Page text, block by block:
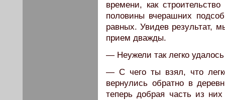
времени, как
половины вчерашних
равных. Увидев результат,
прием дважды.
— Неужели так легко
— С чего ты взял, что
вернулись обратно в
теперь добрая часть из